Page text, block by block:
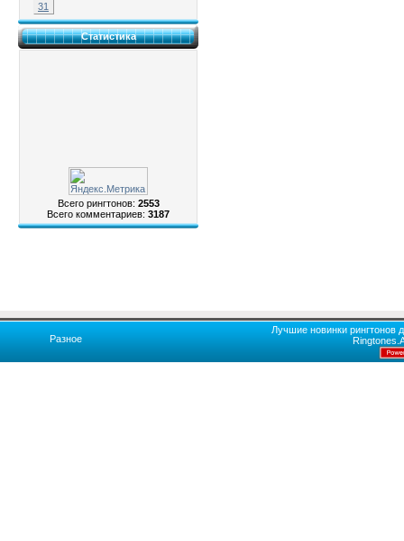
31
Статистика
Всего рингтонов: 2553
Всего комментариев: 3187
Разное
Лучшие новинки рингтонов